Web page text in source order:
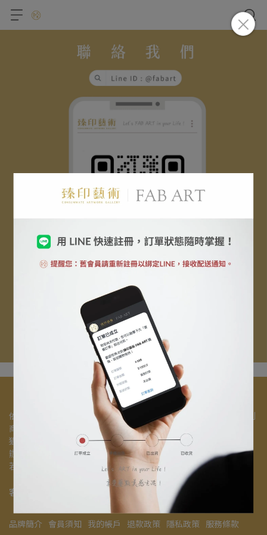
依《消費者保護法》，網路購物消費者享有7天猶豫期之權益（收到
商品後隔天起為第一天）。
猶豫期非試用期，商品需要全新未開封，且包裝完整的狀態，才能
辦理退貨退款。
若商品已開封，恕無法辦理退貨退款手續。
客服信箱：gicleetaipei@gmail.com
品牌簡介 會員須知 我的帳戶 退款政策 隱私政策 服務條款